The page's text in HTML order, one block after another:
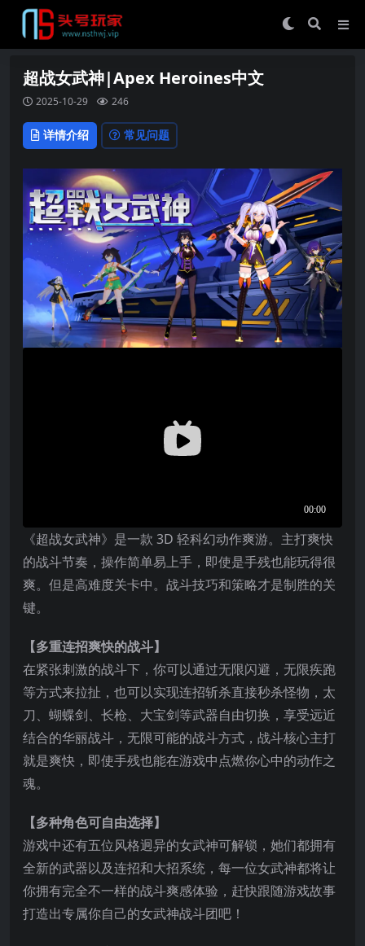
超战女武神|Apex Heroines中文
2025-10-29 246
详情介绍 常见问题
《超战女武神》是一款 3D 轻科幻动作爽游。主打爽快
的战斗节奏，操作简单易上手，即使是手残也能玩得很
爽。但是高难度关卡中。战斗技巧和策略才是制胜的关
键。
【多重连招爽快的战斗】
在紧张刺激的战斗下，你可以通过无限闪避，无限疾跑
等方式来拉扯，也可以实现连招斩杀直接秒杀怪物，太
刀、蝴蝶剑、长枪、大宝剑等武器自由切换，享受远近
结合的华丽战斗，无限可能的战斗方式，战斗核心主打
就是爽快，即使手残也能在游戏中点燃你心中的动作之
魂。
【多种角色可自由选择】
游戏中还有五位风格迥异的女武神可解锁，她们都拥有
全新的武器以及连招和大招系统，每一位女武神都将让
你拥有完全不一样的战斗爽感体验，赶快跟随游戏故事
打造出专属你自己的女武神战斗团吧！